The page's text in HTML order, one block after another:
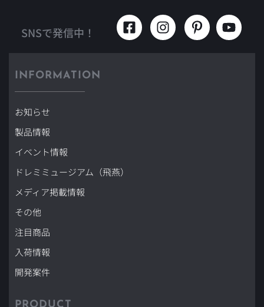
SNSで発信中！
INFORMATION
お知らせ
製品情報
イベント情報
ドレミミュージアム（飛燕）
メディア掲載情報
その他
注目商品
入荷情報
開発案件